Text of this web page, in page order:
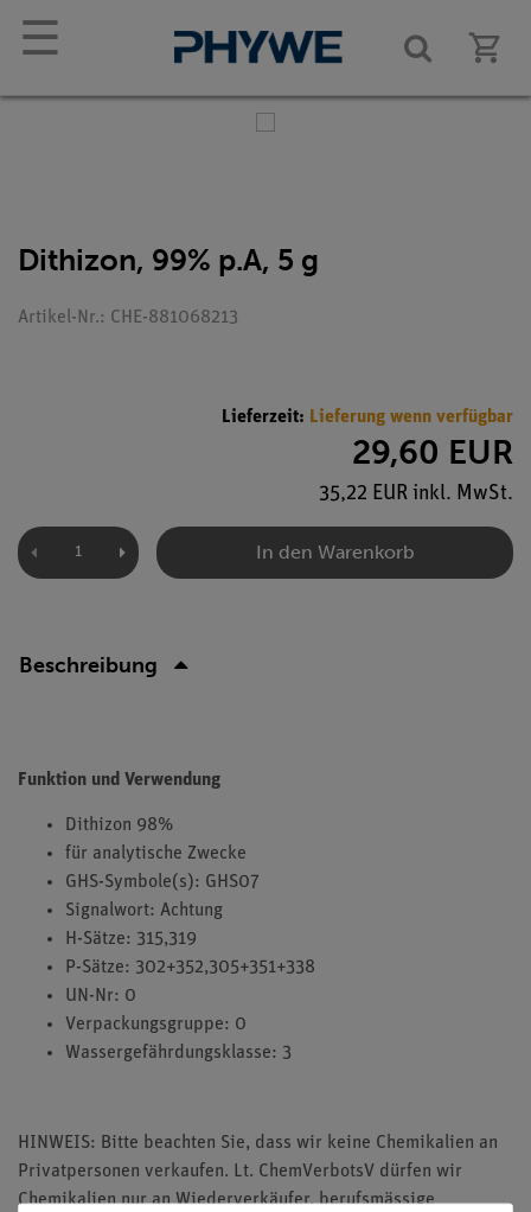
☰
Dithizon, 99% p.A, 5 g
Artikel-Nr.: CHE-881068213
Lieferzeit: Lieferung wenn verfügbar
29,60 EUR
35,22 EUR inkl. MwSt.
In den Warenkorb
Beschreibung
Funktion und Verwendung
Dithizon 98%
für analytische Zwecke
GHS-Symbole(s): GHS07
Signalwort: Achtung
H-Sätze: 315,319
P-Sätze: 302+352,305+351+338
UN-Nr: 0
Verpackungsgruppe: 0
Wassergefährdungsklasse: 3
HINWEIS: Bitte beachten Sie, dass wir keine Chemikalien an
Privatpersonen verkaufen. Lt. ChemVerbotsV dürfen wir
Chemikalien nur an Wiederverkäufer, berufsmässige